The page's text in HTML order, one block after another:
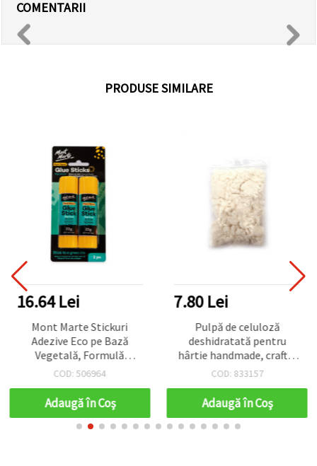
COMENTARII
PRODUSE SIMILARE
16.64 Lei
Mont Marte Stickuri
Adezive Eco pe Bază
Vegetală, Formulă
Uscată, 2 bucăți
COD: 506964
Adaugă în Coş
7.80 Lei
Pulpă de celuloză
deshidratată pentru
hârtie handmade, craft &
DIY - 50 g
COD: 833157
Adaugă în Coş